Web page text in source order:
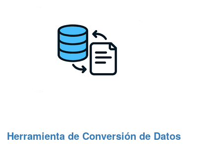
Herramienta de Conversión de Datos